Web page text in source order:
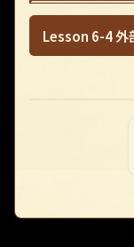
Lesson 6-4 外